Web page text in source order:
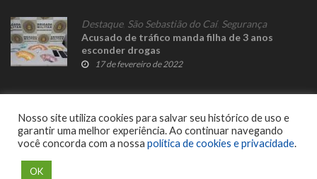
Destaque, São Sebastião do Caí, Segurança
Acusado de tráfico manda filha de 3 anos
esconder drogas
17 de fevereiro de 2022
© 2023 Fato Novo - Todos os direitos reservados. Desenvolvido por
Nosso site utiliza cookies para salvar seu histórico de uso e
garantir uma melhor experiência. Ao continuar navegando
você concorda com a nossa política de cookies e privacidade.
OK